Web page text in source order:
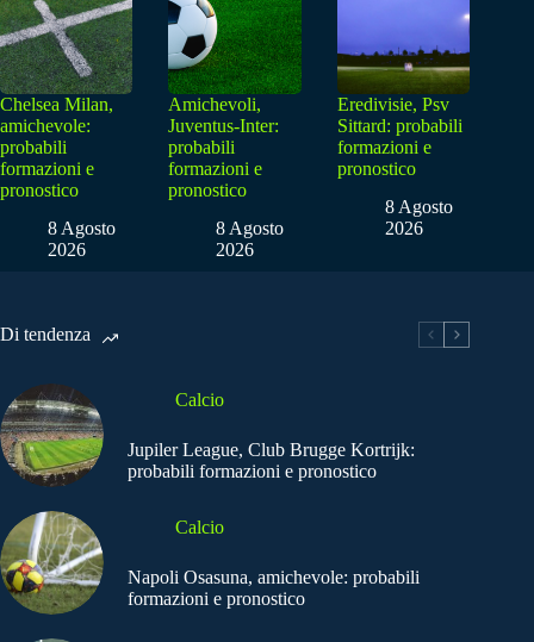
Chelsea Milan,
amichevole:
probabili
formazioni e
pronostico
8 Agosto
2026
Amichevoli,
Juventus-Inter:
probabili
formazioni e
pronostico
8 Agosto
2026
Eredivisie, Psv
Sittard: probabili
formazioni e
pronostico
8 Agosto
2026
Di tendenza
Calcio
Jupiler League, Club Brugge Kortrijk:
probabili formazioni e pronostico
Calcio
Napoli Osasuna, amichevole: probabili
formazioni e pronostico